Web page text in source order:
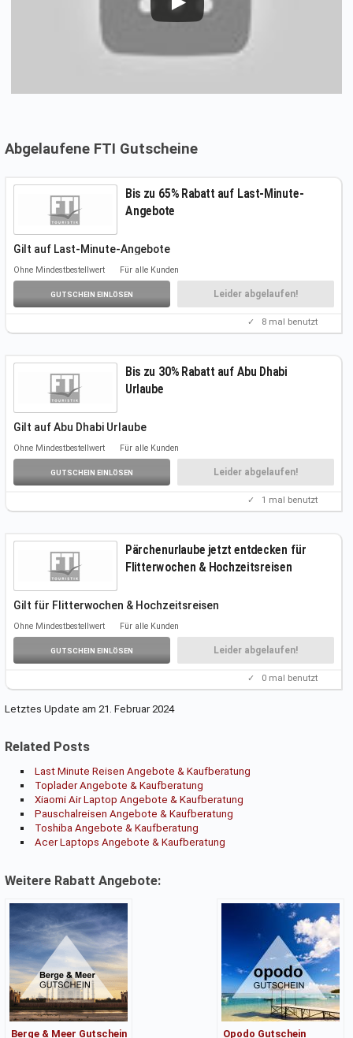
Abgelaufene FTI Gutscheine
Bis zu 65% Rabatt auf Last-Minute-
Angebote
Gilt auf Last-Minute-Angebote
Einen Gutscheincode benötigt ihr nicht.
Ohne Mindestbestellwert Für alle Kunden
GUTSCHEIN EINLÖSEN Leider abgelaufen!
✓ 8 mal benutzt
Bis zu 30% Rabatt auf Abu Dhabi
Urlaube
Gilt auf Abu Dhabi Urlaube
Einen Gutscheincode benötigt ihr nicht.
Ohne Mindestbestellwert Für alle Kunden
GUTSCHEIN EINLÖSEN Leider abgelaufen!
✓ 1 mal benutzt
Pärchenurlaube jetzt entdecken für
Flitterwochen & Hochzeitsreisen
Gilt für Flitterwochen & Hochzeitsreisen
Folgt unserem Link, um das Angebot
Weitere Infos auf der Aktionsseite.
Einen Gutscheincode benötigt ihr nicht.
Ohne Mindestbestellwert Für alle Kunden
GUTSCHEIN EINLÖSEN Leider abgelaufen!
✓ 0 mal benutzt
Letztes Update am 21. Februar 2024
Related Posts
Last Minute Reisen Angebote & Kaufberatung
Toplader Angebote & Kaufberatung
Xiaomi Air Laptop Angebote & Kaufberatung
Pauschalreisen Angebote & Kaufberatung
Toshiba Angebote & Kaufberatung
Acer Laptops Angebote & Kaufberatung
Weitere Rabatt Angebote:
Berge & Meer Gutschein Opodo Gutschein